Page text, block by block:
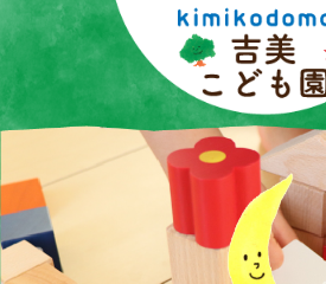
ホーム
園の生活